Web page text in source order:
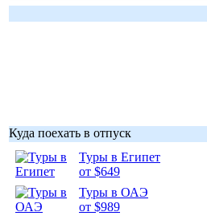
Куда поехать в отпуск
Туры в Египет
от $649
Туры в ОАЭ
от $989